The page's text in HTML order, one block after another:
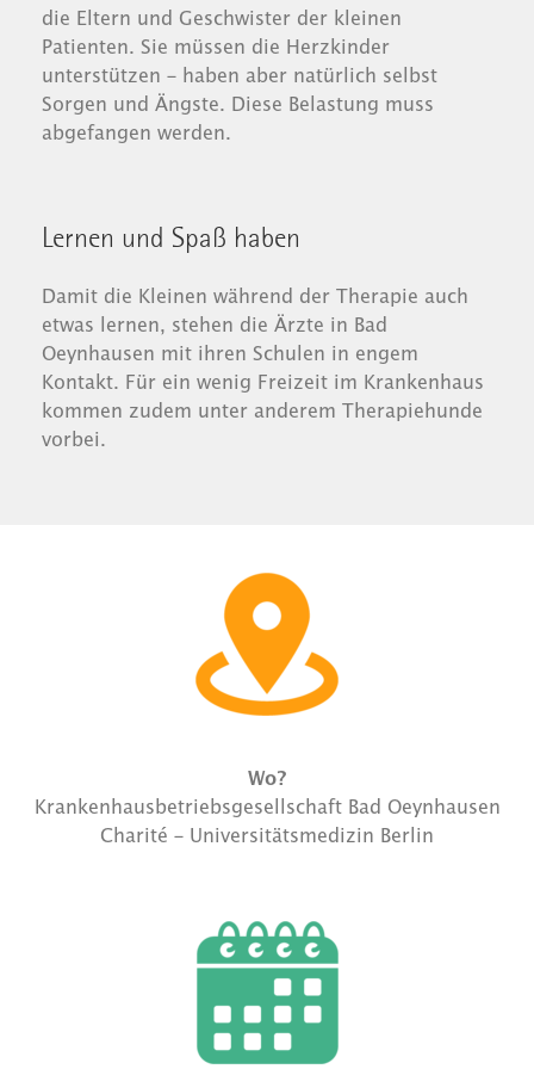
die Eltern und Geschwister der kleinen
Patienten. Sie müssen die Herzkinder
unterstützen – haben aber natürlich selbst
Sorgen und Ängste. Diese Belastung muss
abgefangen werden.
Lernen und Spaß haben
Damit die Kleinen während der Therapie auch
etwas lernen, stehen die Ärzte in Bad
Oeynhausen mit ihren Schulen in engem
Kontakt. Für ein wenig Freizeit im Krankenhaus
kommen zudem unter anderem Therapiehunde
vorbei.
Wo?
Krankenhausbetriebsgesellschaft Bad Oeynhausen
Charité – Universitätsmedizin Berlin